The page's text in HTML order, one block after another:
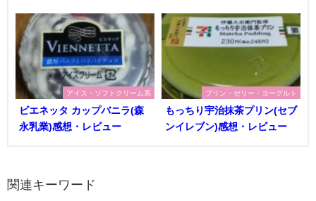
アイス・ソフトクリーム系
ビエネッタ カップバニラ(森
永乳業)感想・レビュー
プリン・ゼリー・ヨーグルト
もっちり宇治抹茶プリン(セブ
ンイレブン)感想・レビュー
関連キーワード